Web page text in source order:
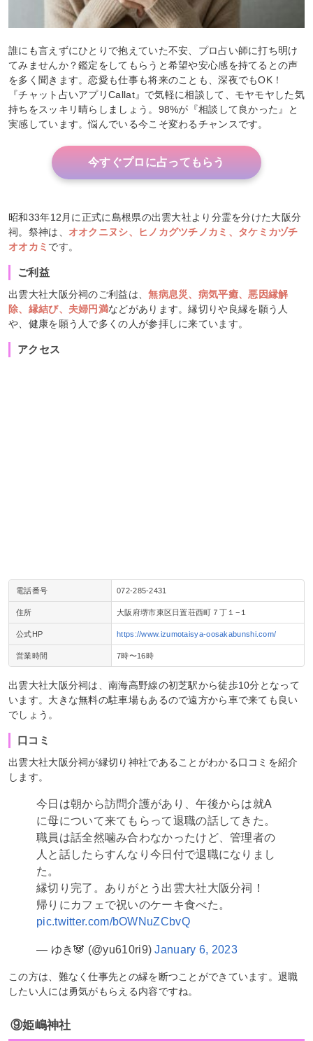
誰にも言えずにひとりで抱えていた不安、プロ占い師に打ち明け
てみませんか？鑑定をしてもらうと希望や安心感を持てるとの声
を多く聞きます。恋愛も仕事も将来のことも、深夜でもOK！
『チャット占いアプリCallat』で気軽に相談して、モヤモヤした気
持ちをスッキリ晴らしましょう。98%が『相談して良かった』と
実感しています。悩んでいる今こそ変わるチャンスです。
今すぐプロに占ってもらう
昭和33年12月に正式に島根県の出雲大社より分霊を分けた大阪分
祠。祭神は、 オオクニヌシ、ヒノカグツチノカミ、タケミカヅチ
オオカミ です。
ご利益
出雲大社大阪分祠のご利益は、無病息災、病気平癒、悪因縁解
除、縁結び、夫婦円満などがあります。縁切りや良縁を願う人
や、健康を願う人で多くの人が参拝しに来ています。
アクセス
電話番号 072-285-2431
住所 大阪府堺市東区日置荘西町７丁１−１
公式HP https://www.izumotaisya-oosakabunshi.com/
営業時間 7時〜16時
出雲大社大阪分祠は、南海高野線の初芝駅から徒歩10分となって
います。大きな無料の駐車場もあるので遠方から車で来ても良い
でしょう。
口コミ
出雲大社大阪分祠が縁切り神社であることがわかる口コミを紹介
します。
今日は朝から訪問介護があり、午後からは就A
に母について来てもらって退職の話してきた。
職員は話全然噛み合わなかったけど、管理者の
人と話したらすんなり今日付で退職になりまし
た。
縁切り完了。ありがとう出雲大社大阪分祠！
帰りにカフェで祝いのケーキ食べた。
pic.twitter.com/bOWNuZCbvQ
— ゆき🐼 (@yu610ri9)January 6, 2023
この方は、難なく仕事先との縁を断つことができています。退職
したい人には勇気がもらえる内容ですね。
⑨姫嶋神社